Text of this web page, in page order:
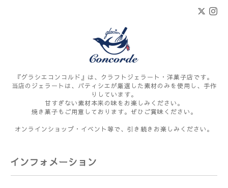
『グラシエコンコルド』は、クラフトジェラート・洋菓子店です。
当店のジェラートは、パティシエが厳選した素材のみを使用し、手作
りしています。
甘すぎない素材本来の味をお楽しみください。
焼き菓子もご用意しております。ぜひご賞味ください。
オンラインショップ・イベント等で、引き続きお楽しみください。
インフォメーション